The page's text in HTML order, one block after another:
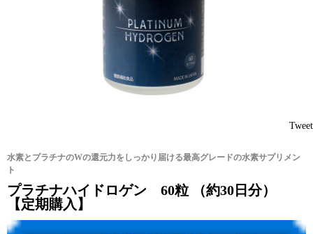
Tweet
水素とプラチナのWの還元力をしっかり届ける最高グレードの水素サプリメン
ト
プラチナハイドロゲン 60粒 （約30日分）
【定期購入】